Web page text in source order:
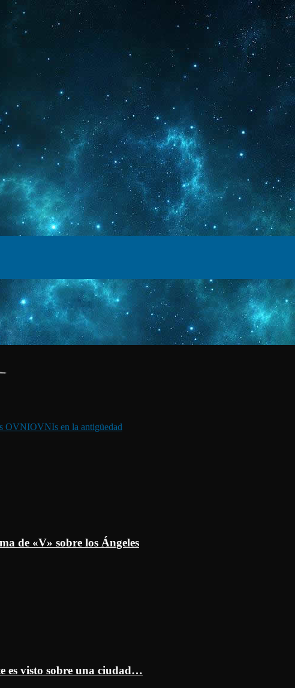
OVNIOVNIs en la antigüedad
de «V» sobre los Ángeles
es visto sobre una ciudad…